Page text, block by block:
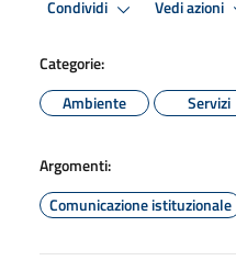
Condividi Vedi azioni
Categorie:
Ambiente
Servizi
Argomenti:
Comunicazione istituzionale